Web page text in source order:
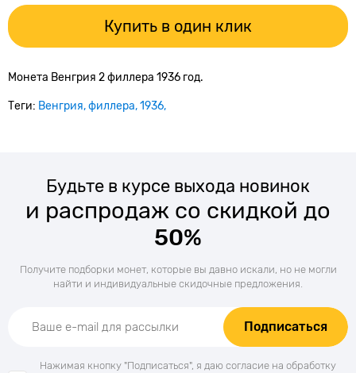
Купить в один клик
Монета Венгрия 2 филлера 1936 год.
Теги: Венгрия филлера 1936
Будьте в курсе выхода новинок
и распродаж со скидкой до
50%
Получите подборки монет, которые вы давно искали, но не могли
найти и индивидуальные скидочные предложения.
Подписаться
Нажимая кнопку "Подписаться", я даю согласие на обработку